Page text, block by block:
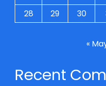
28
29 30
«
Recent